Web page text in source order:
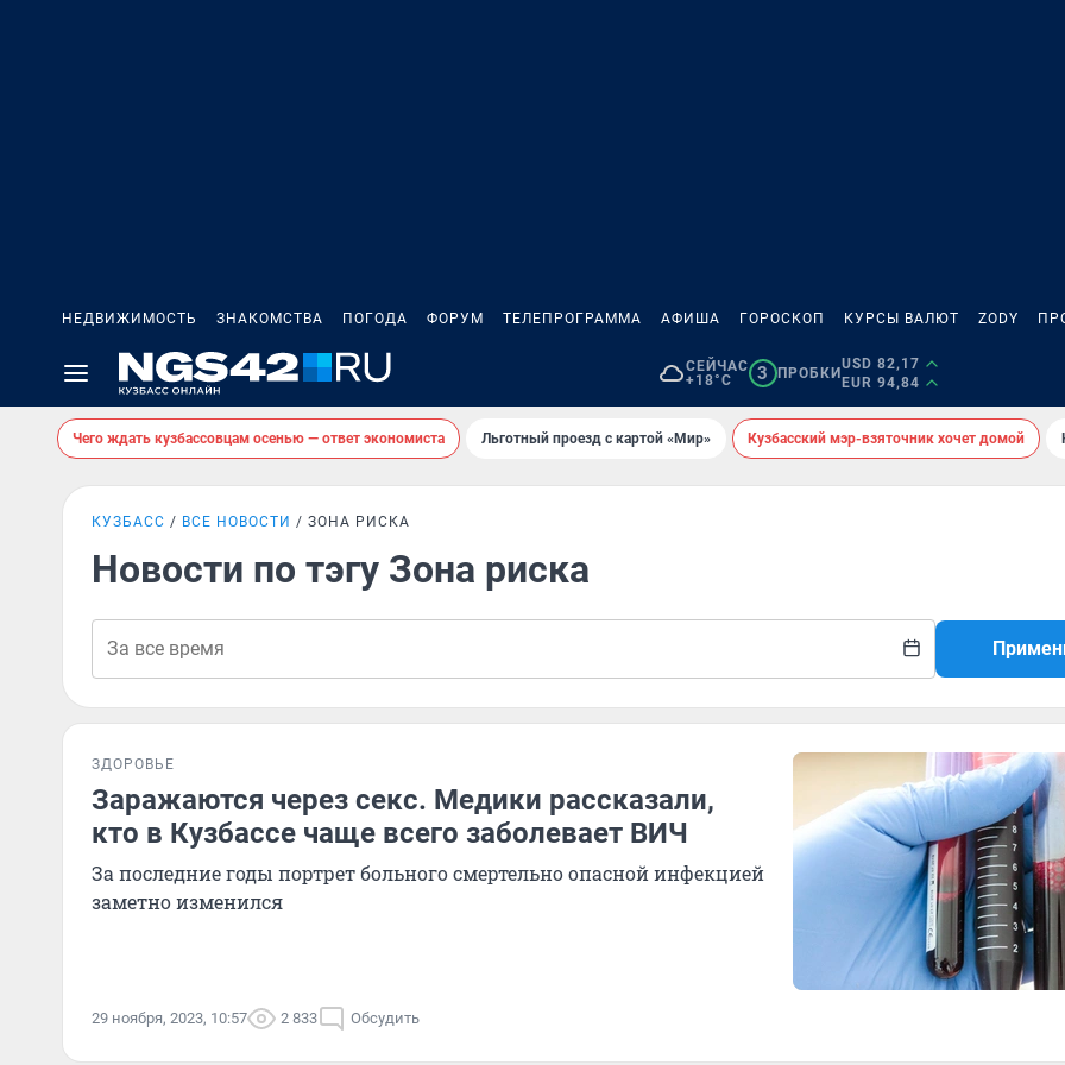
НЕДВИЖИМОСТЬ ЗНАКОМСТВА ПОГОДА ФОРУМ ТЕЛЕПРОГРАММА АФИША ГОРОСКОП КУРСЫ ВАЛЮТ ZODY
СЕЙЧАС
+18°C
3 ПРОБКИ
USD 82,17
EUR 94,84
Чего ждать кузбассовцам осенью — ответ экономиста Льготный проезд с картой «Мир» Кузбасский мэр-взяточник хочет домой
КУЗБАСС ВСЕ НОВОСТИ ЗОНА РИСКА
Новости по тэгу Зона риска
ЗДОРОВЬЕ
Заражаются через секс. Медики рассказали,
кто в Кузбассе чаще всего заболевает ВИЧ
За последние годы портрет больного смертельно опасной инфекцией
заметно изменился
29 ноября, 2023, 10:57 2 833 Обсудить